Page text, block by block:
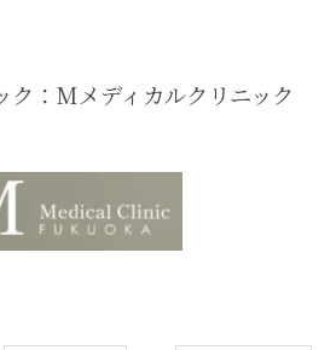
ク：Mメディカルクリニック